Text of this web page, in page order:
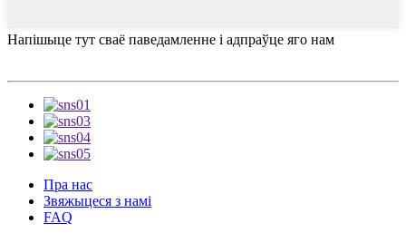
Напішыце тут сваё паведамленне і адпраўце яго нам
Пра нас
Звяжыцеся з намі
FAQ